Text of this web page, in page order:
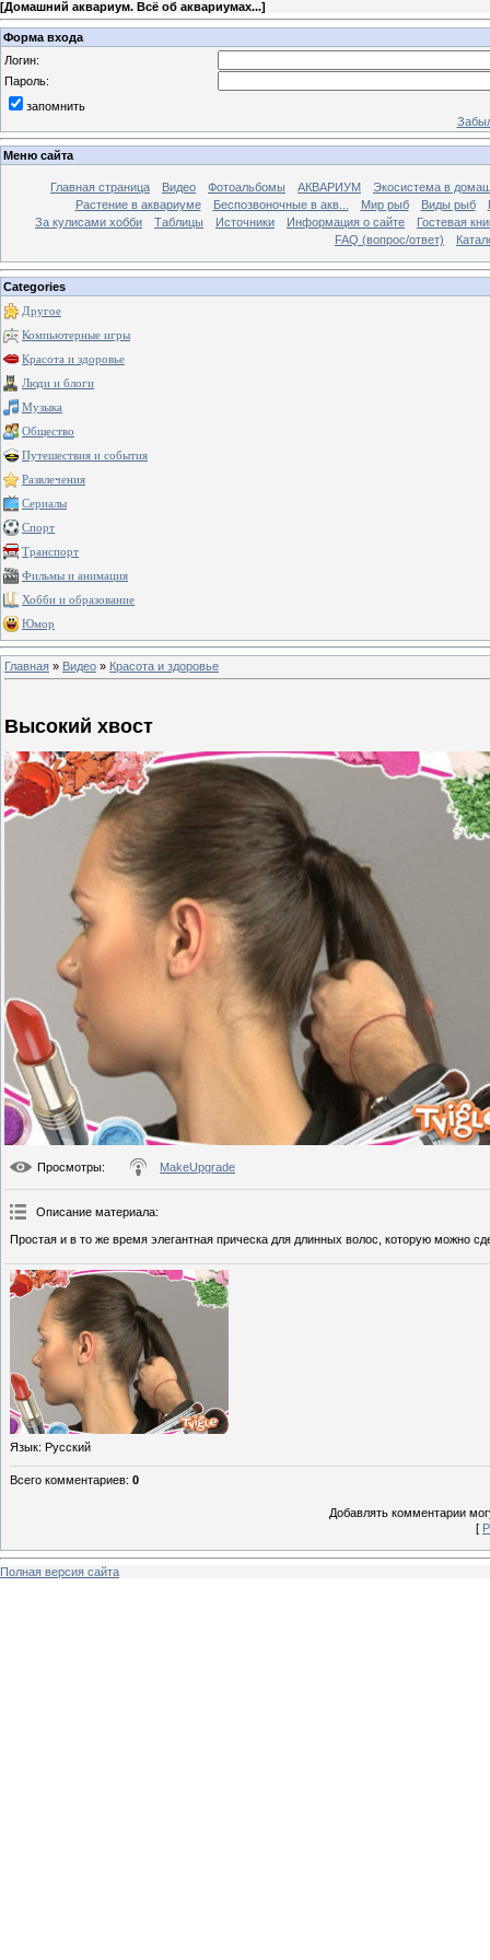
[Домашний аквариум. Всё об аквариумах...]
Форма входа
Логин:
Пароль:
запомнить
Меню сайта
Главная страница Видео Фотоальбомы АКВАРИУМ
Экосистема в
Растение в аквариуме
Беспозвоночные в акв... Мир рыб Виды рыб
За кулисами хобби
Таблицы Источники Информация о сайте
Гостевая
FAQ (вопрос/ответ)
Categories
Другое
Компьютерные игры
Красота и здоровье
Люди и блоги
Музыка
Общество
Путешествия и события
Развлечения
Сериалы
Спорт
Транспорт
Фильмы и анимация
Хобби и образование
Юмор
Главная » Видео » Красота и здоровье
Высокий хвост
Просмотры: MakeUpgrade
Описание материала:
Простая и в то же время элегантная прическа для длинных волос, которую можно
Язык: Русский
Всего комментариев: 0
Добавлять комментарии
[
Полная версия сайта